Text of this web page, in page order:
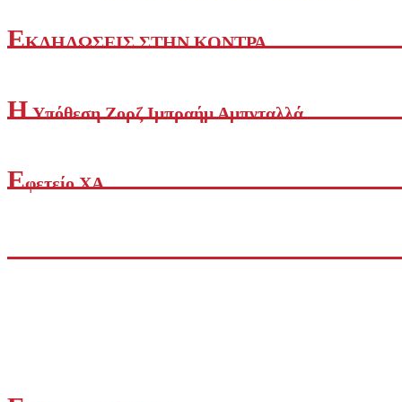
ΕΚΔΗΛΩΣΕΙΣ ΣΤΗΝ ΚΟΝΤΡΑ
ΗYπόθεση Ζορζ Ιμπραήμ Αμπνταλλά
Εφετείο ΧΑ